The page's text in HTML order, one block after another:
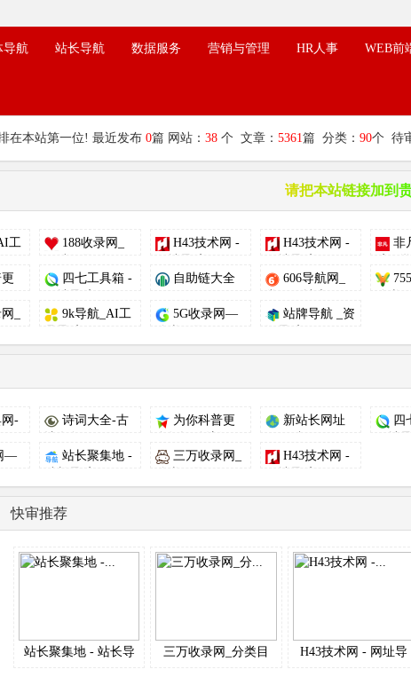
导航 站长导航 数据服务 营销与管理 HR人事 WEB前
在本站第一位! 最近发布 0篇 网站： 38 个 文章： 5361篇 分类： 90个 待
请把本站链接加到
工
188收录网_
H43技术网 -
H43技术网 -
非
四七工具箱 -
自助链大全
606导航网_
755
_
9k导航_AI工
5G收录网—
站牌导航 _资
-
诗词大全-古
为你科普更
新站长网址
四
—
站长聚集地 -
三万收录网_
H43技术网 -
快审推荐
站长聚集地 - 站长导
三万收录网_分类目
H43技术网 - 网址导